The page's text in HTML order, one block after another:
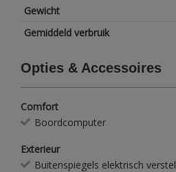
Gewicht
Gemiddeld verbruik
Opties & Accessoires
Comfort
Boordcomputer
Exterieur
Buitenspiegels elektrisch